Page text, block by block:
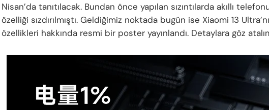
Nisan’da tanıtılacak. Bundan önce yapılan sızıntılarda akıllı
özelliği sızdırılmıştı. Geldiğimiz noktada bugün ise Xiaomi 13
özellikleri hakkında resmi bir poster yayınlandı. Detaylara göz